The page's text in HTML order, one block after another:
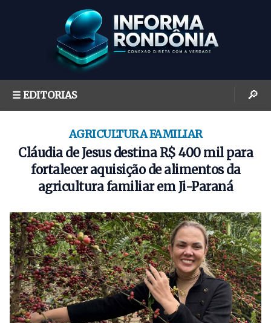
☰ EDITORIAS 🔎
AGRICULTURA FAMILIAR
Cláudia de Jesus destina R$ 400 mil para
fortalecer aquisição de alimentos da
agricultura familiar em Ji-Paraná